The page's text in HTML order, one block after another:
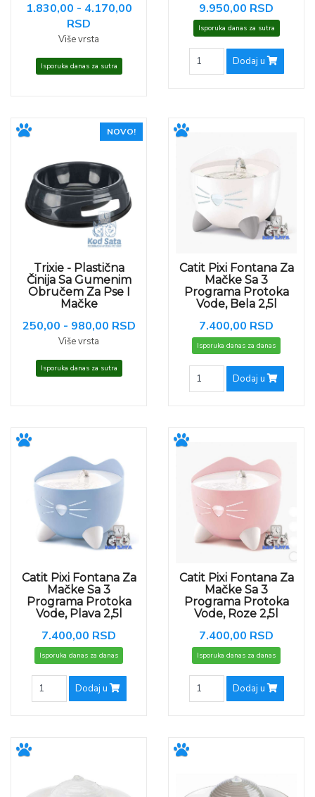
1.830,00 - 4.170,00
RSD
Više vrsta
Isporuka danas za sutra
9.950,00 RSD
Isporuka danas za sutra
Dodaj u
NOVO!
Trixie - Plastična
Činija Sa Gumenim
Obručem Za Pse I
Mačke
250,00 - 980,00 RSD
Više vrsta
Isporuka danas za sutra
Catit Pixi Fontana Za
Mačke Sa 3
Programa Protoka
Vode, Bela 2,5l
7.400,00 RSD
Isporuka danas za danas
Dodaj u
Catit Pixi Fontana Za
Mačke Sa 3
Programa Protoka
Vode, Plava 2,5l
7.400,00 RSD
Isporuka danas za danas
Dodaj u
Catit Pixi Fontana Za
Mačke Sa 3
Programa Protoka
Vode, Roze 2,5l
7.400,00 RSD
Isporuka danas za danas
Dodaj u